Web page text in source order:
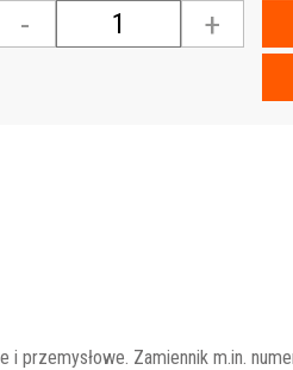
- +
Zamiennik m.in.